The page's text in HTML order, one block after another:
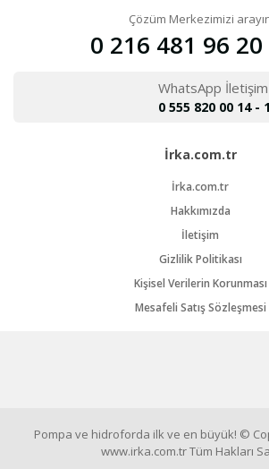
Çözüm Merkezimizi
0 216 481 96 20
WhatsApp İletişim
0 555 820 00 14 -
İrka.com.tr
İrka.com.tr
Hakkımızda
İletişim
Gizlilik Politikası
Kişisel Verilerin Korunması
Mesafeli Satış Sözleşmesi
Pompa ve hidroforda ilk ve en büyük! ©
www.irka.com.tr Tüm Hakları